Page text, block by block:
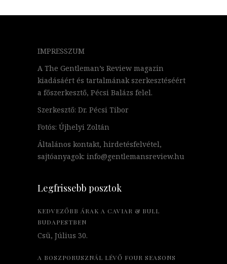
IMPRESSZUM
A The Gentleman’s Review magazin
kiadásáért és tartalmának szerkesztéséért
a főszerkesztő, Pécsi Balázs felel.
Szerkesztő: Dr. Pécsi Tibor
Fotós: Újhelyi Zoltán
Általános kontakt, hirdetésfelvétel,
sajtóanyagok: info@gentlemansreview.hu
Legfrissebb posztok
KEDVEZŐBB ÁRAK A CAVIAR & BULL
BUDAPESTBEN
Csü, Július 30.
A BOSZPORUSZNÁL LÉVŐ FOUR SEASONS